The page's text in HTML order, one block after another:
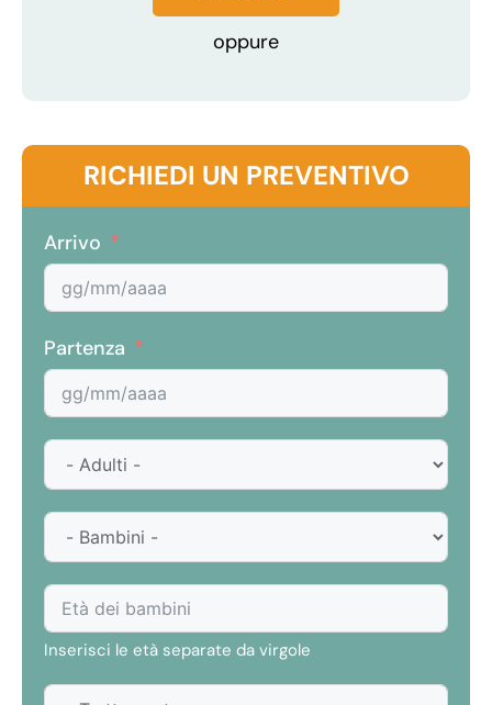
oppure
RICHIEDI UN PREVENTIVO
Arrivo
Partenza
Inserisci le età separate da virgole